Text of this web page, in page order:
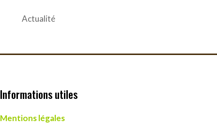
Actualité
Informations utiles
Mentions légales